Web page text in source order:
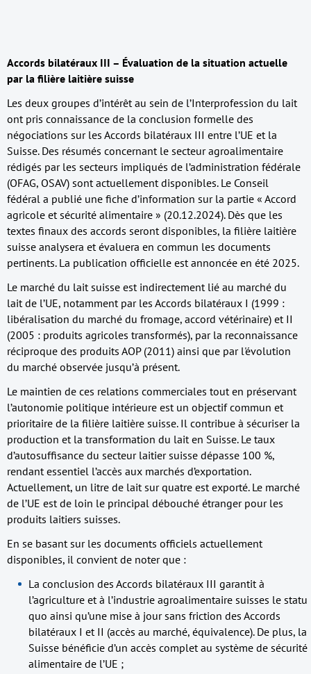
Accords bilatéraux III – Évaluation de la situation actuelle
par la filière laitière suisse
Les deux groupes d’intérêt au sein de l’Interprofession du lait
ont pris connaissance de la conclusion formelle des
négociations sur les Accords bilatéraux III entre l’UE et la
Suisse. Des résumés concernant le secteur agroalimentaire
rédigés par les secteurs impliqués de l’administration fédérale
(OFAG, OSAV) sont actuellement disponibles. Le Conseil
fédéral a publié une fiche d’information sur la partie « Accord
agricole et sécurité alimentaire » (20.12.2024). Dès que les
textes finaux des accords seront disponibles, la filière laitière
suisse analysera et évaluera en commun les documents
pertinents. La publication officielle est annoncée en été 2025.
Le marché du lait suisse est indirectement lié au marché du
lait de l’UE, notamment par les Accords bilatéraux I (1999 :
libéralisation du marché du fromage, accord vétérinaire) et II
(2005 : produits agricoles transformés), par la reconnaissance
réciproque des produits AOP (2011) ainsi que par l'évolution
du marché observée jusqu’à présent.
Le maintien de ces relations commerciales tout en préservant
l’autonomie politique intérieure est un objectif commun et
prioritaire de la filière laitière suisse. Il contribue à sécuriser la
production et la transformation du lait en Suisse. Le taux
d’autosuffisance du secteur laitier suisse dépasse 100 %,
rendant essentiel l’accès aux marchés d’exportation.
Actuellement, un litre de lait sur quatre est exporté. Le marché
de l’UE est de loin le principal débouché étranger pour les
produits laitiers suisses.
En se basant sur les documents officiels actuellement
disponibles, il convient de noter que :
La conclusion des Accords bilatéraux III garantit à
l’agriculture et à l’industrie agroalimentaire suisses le statu
quo ainsi qu’une mise à jour sans friction des Accords
bilatéraux I et II (accès au marché, équivalence). De plus, la
Suisse bénéficie d’un accès complet au système de sécurité
alimentaire de l’UE ;